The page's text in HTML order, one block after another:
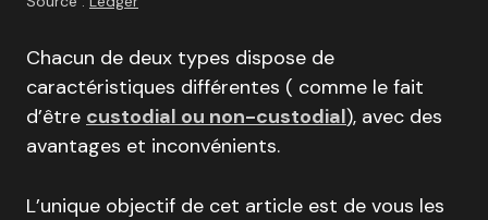
Chacun de deux types dispose de
caractéristiques différentes ( comme le fait
d’être custodial ou non-custodial), avec des
avantages et inconvénients.
L’unique objectif de cet article est de vous les